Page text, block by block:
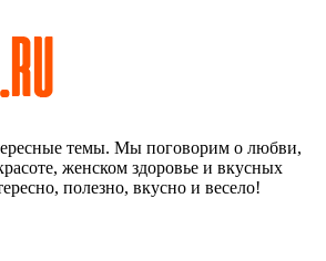
темы. Мы поговорим о любви,
женском здоровье и вкусных
полезно, вкусно и весело!